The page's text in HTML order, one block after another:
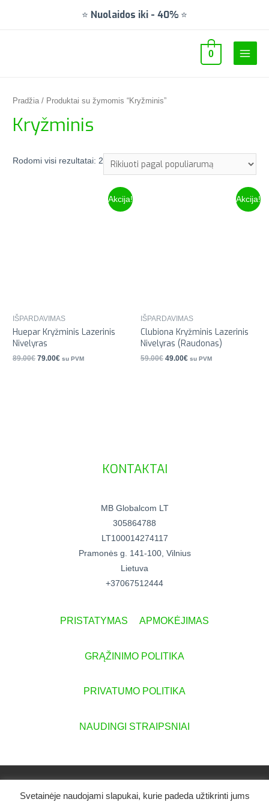
⭐ Nuolaidos iki - 40% ⭐
0
Pradžia / Produktai su žymomis “Kryžminis”
Kryžminis
Rodomi visi rezultatai: 2
Akcija!
IŠPARDAVIMAS
Huepar Kryžminis Lazerinis
Nivelyras
89.00€ 79.00€ su PVM
Akcija!
IŠPARDAVIMAS
Clubiona Kryžminis Lazerinis
Nivelyras (Raudonas)
59.00€ 49.00€ su PVM
KONTAKTAI
MB Globalcom LT
305864788
LT100014274117
Pramonės g. 141-100, Vilnius
Lietuva
+37067512444
PRISTATYMAS APMOKĖJIMAS
GRĄŽINIMO POLITIKA
PRIVATUMO POLITIKA
NAUDINGI STRAIPSNIAI
Svetainėje naudojami slapukai, kurie padeda užtikrinti jums